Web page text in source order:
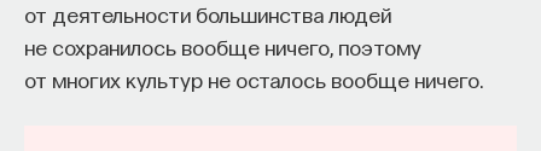
от деятельности большинства людей
не сохранилось вообще ничего, поэтому
от многих культур не осталось вообще ничего.
рассказы о самом себе можно вычитать
из огромного количества его произведений — как
художественных романов, так и вполне